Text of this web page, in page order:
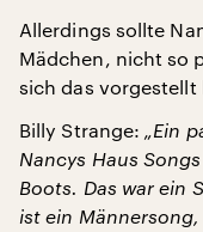
Allerdings sollte
Mädchen, nicht so
sich das vorgestellt
Billy Strange: „Ein
Nancys Haus
Boots. Das war ein
ist ein